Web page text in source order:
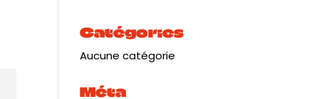
Catégories
Aucune catégorie
Méta